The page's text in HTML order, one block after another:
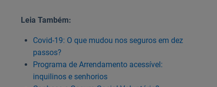
Leia Também:
Covid-19: O que mudou nos seguros em dez
passos?
Programa de Arrendamento acessível:
inquilinos e senhorios